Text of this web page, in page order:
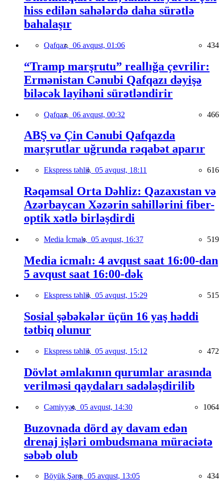
hiss edilən sahələrdə daha sürətlə
bahalaşır
Qafqaz, 06 avqust, 01:06 434
“Tramp marşrutu” reallığa çevrilir:
Ermənistan Cənubi Qafqazı dəyişə
biləcək layihəni sürətləndirir
Qafqaz, 06 avqust, 00:32 466
ABŞ və Çin Cənubi Qafqazda
marşrutlar uğrunda rəqabət aparır
Ekspress təhlil, 05 avqust, 18:11 616
Rəqəmsal Orta Dəhliz: Qazaxıstan və
Azərbaycan Xəzərin sahillərini fiber-
optik xətlə birləşdirdi
Media İcmalı, 05 avqust, 16:37 519
Media icmalı: 4 avqust saat 16:00-dan
5 avqust saat 16:00-dək
Ekspress təhlil, 05 avqust, 15:29 515
Sosial şəbəkələr üçün 16 yaş həddi
tətbiq olunur
Ekspress təhlil, 05 avqust, 15:12 472
Dövlət əmlakının qurumlar arasında
verilməsi qaydaları sadələşdirilib
Cəmiyyət, 05 avqust, 14:30 1064
Buzovnada dörd ay davam edən
drenaj işləri ombudsmana müraciətə
səbəb olub
Böyük Şərq, 05 avqust, 13:05 434